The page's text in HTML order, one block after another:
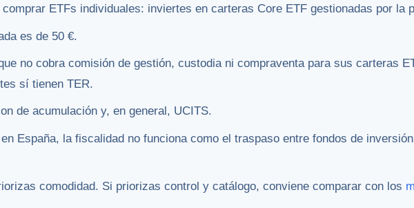
ETFs individuales: inviertes en carteras Core ETF gestionadas por la
es de 50 €.
no cobra comisión de gestión, custodia ni compraventa para sus carteras
sí tienen TER.
de acumulación y, en general, UCITS.
España, la fiscalidad no funciona como el traspaso entre fondos de inversión
comodidad. Si priorizas control y catálogo, conviene comparar con los